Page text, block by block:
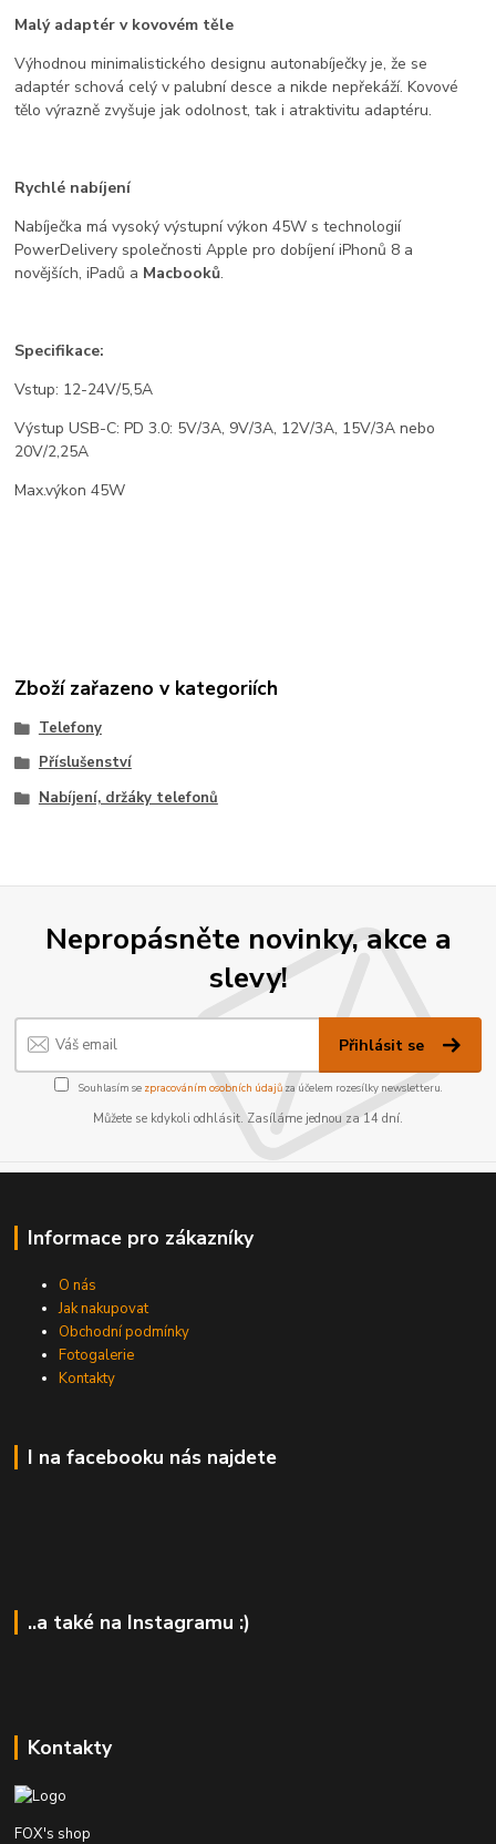
Malý adaptér v kovovém těle
Výhodnou minimalistického designu autonabíječky je, že se
adaptér schová celý v palubní desce a nikde nepřekáží. Kovové
tělo výrazně zvyšuje jak odolnost, tak i atraktivitu adaptéru.
Rychlé nabíjení
Nabíječka má vysoký výstupní výkon 45W s technologií
PowerDelivery společnosti Apple pro dobíjení iPhonů 8 a
novějších, iPadů a Macbooků.
Specifikace:
Vstup: 12-24V/5,5A
Výstup USB-C: PD 3.0: 5V/3A, 9V/3A, 12V/3A, 15V/3A nebo
20V/2,25A
Max.výkon 45W
Zboží zařazeno v kategoriích
Telefony
Příslušenství
Nabíjení, držáky telefonů
Nepropásněte novinky, akce a
slevy!
Přihlásit se
Souhlasím se zpracováním osobních údajůza účelem rozesílky newsletteru.
Můžete se kdykoli odhlásit. Zasíláme jednou za 14 dní.
Informace pro zákazníky
O nás
Jak nakupovat
Obchodní podmínky
Fotogalerie
Kontakty
I na facebooku nás najdete
..a také na Instagramu :)
Kontakty
FOX's shop